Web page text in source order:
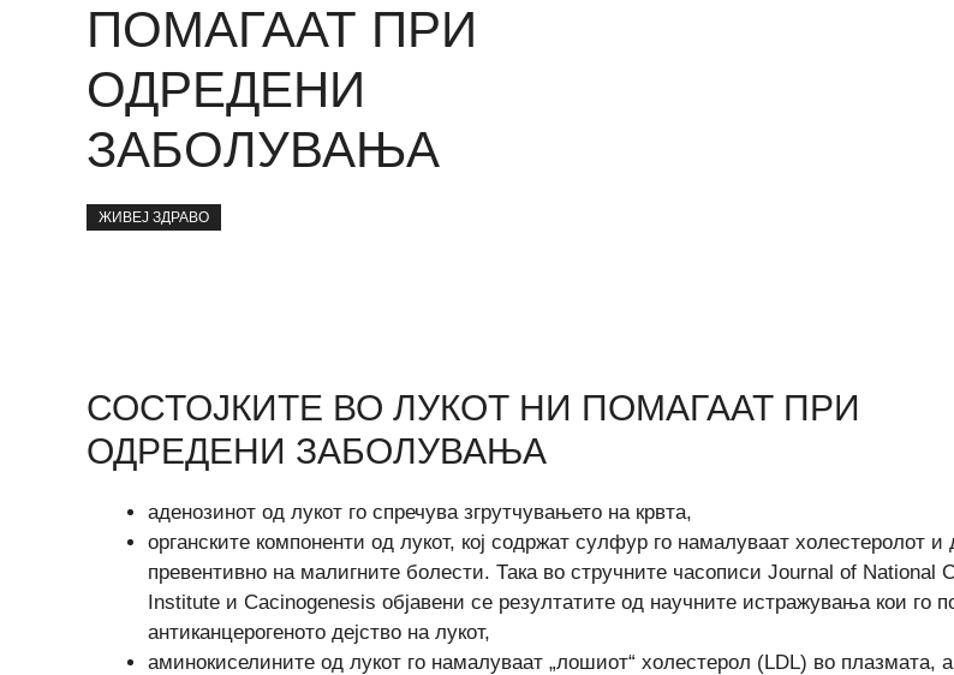
ПОМАГААТ ПРИ
ОДРЕДЕНИ
ЗАБОЛУВАЊА
ЖИВЕЈ ЗДРАВО
СОСТОЈКИТЕ ВО ЛУКОТ НИ ПОМАГААТ ПРИ
ОДРЕДЕНИ ЗАБОЛУВАЊА
аденозинот од лукот го спречува згрутчувањето на крвта,
органските компоненти од лукот, кој содржат сулфур го намалуваат холестеролот и
превентивно на малигните болести. Така во стручните часописи Journal of National
Institute и Cacinogenesis објавени се резултатите од научните истражувања кои го
антиканцерогеното дејство на лукот,
аминокиселините од лукот го намалуваат „лошиот“ холестерол (LDL) во плазмата, а